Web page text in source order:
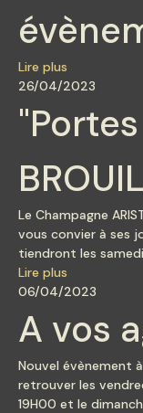
Lire plus
26/04/2023
Le Champagne
vous convier à ses
tiendront les
18H. Nous aurons le
Pressoir situé à
Lire plus
06/04/2023
A vos
Nouvel évènement
retrouver les
19H00 et le